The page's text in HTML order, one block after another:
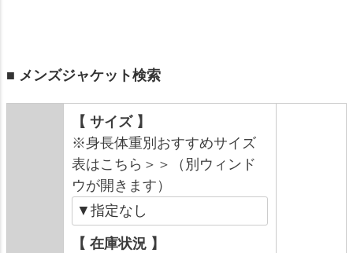
■ メンズジャケット検索
【 サイズ 】
※身長体重別おすすめサイズ
表はこちら＞＞（別ウィンド
ウが開きます）
【 在庫状況 】